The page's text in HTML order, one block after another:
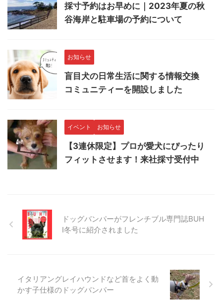
採寸予約はお早めに｜2023年夏の秋
谷海岸と駐車場の予約について
お知らせ
盲目犬の日常生活に関する情報交換
コミュニティーを開設しました
イベント お知らせ
【3連休限定】プロが愛犬にぴったり
フィットさせます！来社採寸受付中
ドッグバンパーがフレンチブル専門誌BUH
I冬号に紹介されました
イタリアングレイハウンドなど首をよく動
かす子仕様のドッグバンパー